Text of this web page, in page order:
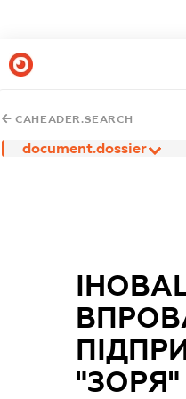
CAHEADER.SEARCH
document.dossier
"ЗОРЯ"